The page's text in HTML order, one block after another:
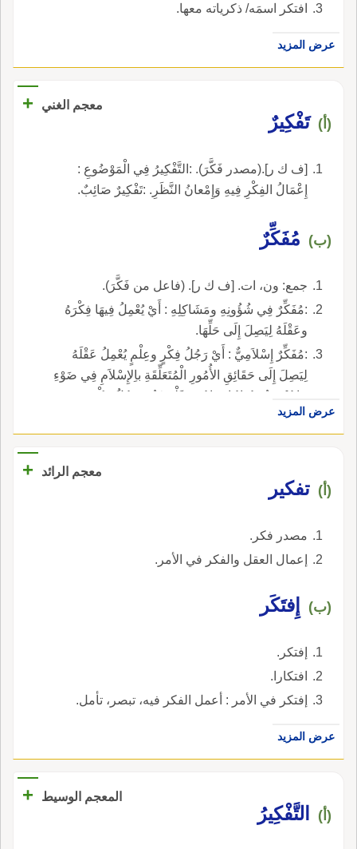
افتكر اسمَه/ ذكرياته معها.
عرض المزيد
معجم الغني +
(أ) تَفْكِيرٌ
[ف ك ر].(مصدر فَكَّرَ). :التَّفْكِيرُ فِي الْمَوْضُوعِ :
إِعْمَالُ الفِكْرِ فِيهِ وَإِمْعانُ النَّظَرِ. :تَفْكِيرٌ صَائِبٌ.
(ب) مُفَكِّرٌ
جمع: ون، ات. [ف ك ر]. (فاعل من فَكَّرَ).
:مُفَكِّرٌ فِي شُؤُونِهِ ومَشَاكِلِهِ : أَيْ يُعْمِلُ فِيهَا فِكْرَهُ
وعَقْلَهُ لِيَصِلَ إِلَى حَلِّهَا.
:مُفَكِّرٌ إِسْلاَمِيٌّ : أَيْ رَجُلُ فِكْرٍ وعِلْمٍ يُعْمِلُ عَقْلَهُ
لِيَصِلَ إِلَى حَقَائِقِ الأُمُورِ الْمُتَعَلِّقَةِ باِلإِسْلاَمِ فِي ضَوْءِ
مَا يُعْرَفُ وَيُرَادُ إِيضَاحُهُ وَفَلْسَفَتُهُ، رَجُلُ فِكْرٍ.
عرض المزيد
معجم الرائد +
(أ) تفكير
مصدر فكر.
إعمال العقل والفكر في الأمر.
(ب) إِفتَكَر
إفتكر.
افتكارا.
إفتكر في الأمر : أعمل الفكر فيه، تبصر، تأمل.
عرض المزيد
المعجم الوسيط +
(أ) التَّفْكِيرُ